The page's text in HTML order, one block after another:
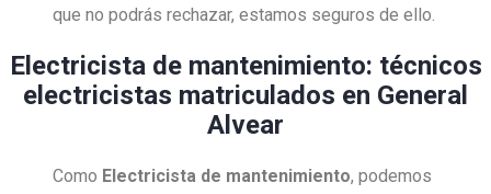
que no podrás rechazar, estamos seguros de ello.
Electricista de mantenimiento: técnicos
electricistas matriculados en General
Alvear
Como Electricista de mantenimiento, podemos